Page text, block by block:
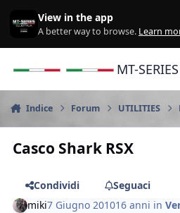
View in the app
A better way to browse. Learn
MT-
Indice Forum UTILITIES
Casco Shark RSX
Condividi
Seguaci
miki7 Giugno 201016 anni in